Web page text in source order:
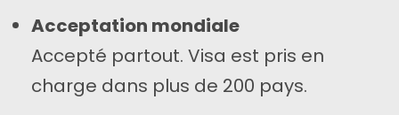
Acceptation mondiale
Accepté partout. Visa est pris en
charge dans plus de 200 pays.